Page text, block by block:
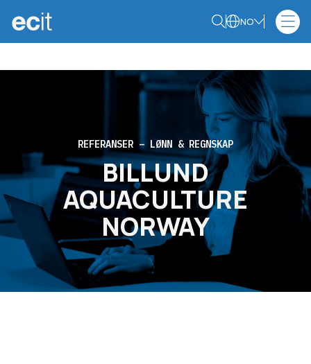
NO
REFERANSER – LØNN & REGNSKAP
BILLUND
AQUACULTURE
NORWAY